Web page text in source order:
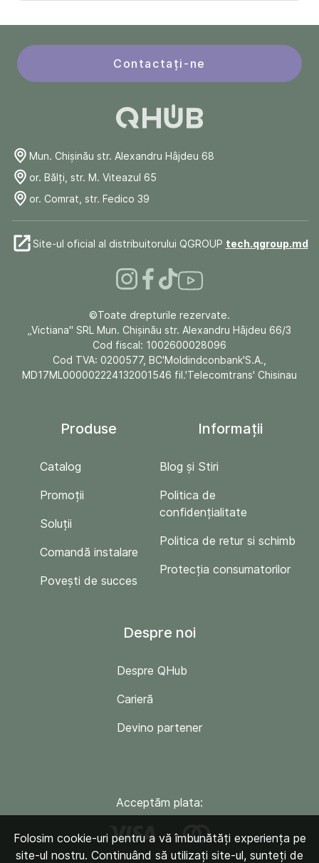
Contactați-ne
Mun. Chişinău str. Alexandru Hâjdeu 68
or. Bălți, str. M. Viteazul 65
or. Comrat, str. Fedico 39
Site-ul oficial al distribuitorului QGROUP tech.qgroup.md
©Toate drepturile rezervate.
„Victiana" SRL Mun. Chişinău str. Alexandru Hâjdeu 66/3
Cod fiscal: 1002600028096
Cod TVA: 0200577, BC'Moldindconbank'S.A.,
MD17ML000002224132001546 fil.'Telecomtrans' Chisinau
Produse
Catalog
Promoții
Soluții
Comandă instalare
Povești de succes
Informații
Blog și Stiri
Politica de
confidențialitate
Politica de retur si schimb
Protecția consumatorilor
Despre noi
Despre QHub
Carieră
Devino partener
Acceptăm plata:
Folosim cookie-uri pentru a vă îmbunătăți experiența pe
site-ul nostru. Continuând să utilizați site-ul, sunteți de